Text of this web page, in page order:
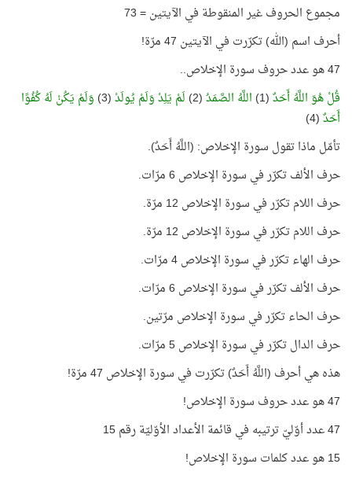
مجموع الحروف غير المنقوطة في الآيتين = 73
أحرف اسم (الله) تكرّرت في الآيتين 47 مرّة!
47 هو عدد حروف سورة الإخلاص..
قُلْ هُوَ اللَّهُ أَحَدٌ(1) اللَّهُ الصَّمَدُ(2) لَمْ يَلِدْ وَلَمْ يُولَدْ(3)
وَلَمْ يَكُنْ لَهُ كُفُوًا
أَحَدٌ(4)
تأمّل ماذا تقول سورة الإخلاص: (اللَّهُ أَحَدٌ).
حرف الألف تكرّر في سورة الإخلاص 6 مرّات.
حرف اللام تكرّر في سورة الإخلاص 12 مرّة.
حرف اللام تكرّر في سورة الإخلاص 12 مرّة.
حرف الهاء تكرّر في سورة الإخلاص 4 مرّات.
حرف الألف تكرّر في سورة الإخلاص 6 مرّات.
حرف الحاء تكرّر في سورة الإخلاص مرّتين.
حرف الدال تكرّر في سورة الإخلاص 5 مرّات.
هذه هي أحرف (اللَّهُ أَحَدٌ) تكرّرت في سورة الإخلاص 47 مرّة!
47 هو عدد حروف سورة الإخلاص!
47 عدد أوّليّ ترتيبه في قائمة الأعداد الأوّليّة رقم 15
15 هو عدد كلمات سورة الإخلاص!